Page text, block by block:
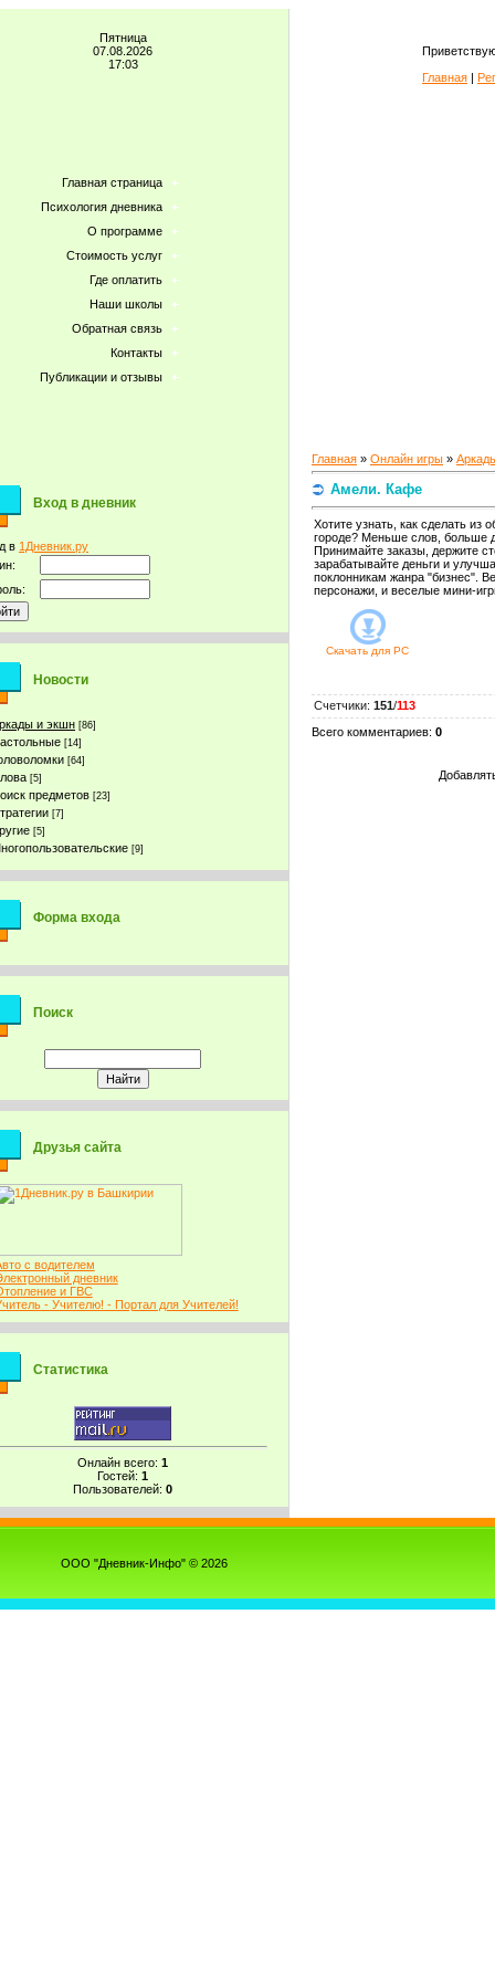
Пятница
07.08.2026
17:03
Главная страница
Психология дневника
О программе
Стоимость услуг
Где оплатить
Наши школы
Обратная связь
Контакты
Публикации и отзывы
Вход в дневник
в 1Дневник.ру
Новости
и экшн [86]
[14]
[64]
[5]
предметов [23]
[7]
[5]
[9]
Форма входа
Поиск
Друзья сайта
с водителем
дневник
и ГВС
- Учителю! - Портал для Учителей!
Статистика
Онлайн всего: 1
Гостей: 1
Пользователей: 0
Главная |
Главная » Онлайн игры »
Амели. Кафе
Хотите узнать, как сделать из
городе? Меньше слов, больше
Принимайте заказы, держите
зарабатывайте деньги и
поклонникам жанра "бизнес".
персонажи, и веселые мини-
Скачать для PC
Счетчики: 151/113
Всего комментариев: 0
ООО "Дневник-Инфо" © 2026